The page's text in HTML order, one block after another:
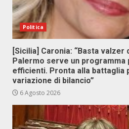
Politica
[Sicilia] Caronia: “Basta valzer
Palermo serve un
efficienti. Pronta alla battaglia
variazione di bilancio”
6 Agosto 2026